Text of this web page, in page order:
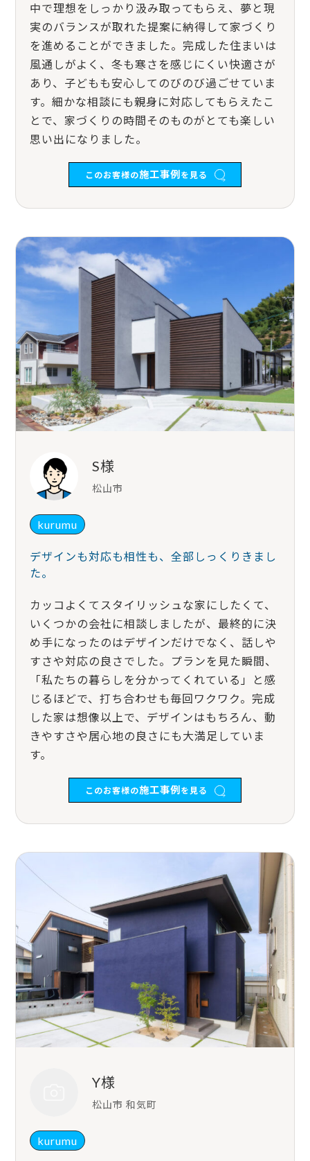
中で理想をしっかり汲み取ってもらえ、夢と現
実のバランスが取れた提案に納得して家づくり
を進めることができました。完成した住まいは
風通しがよく、冬も寒さを感じにくい快適さが
あり、子どもも安心してのびのび過ごせていま
す。細かな相談にも親身に対応してもらえたこ
とで、家づくりの時間そのものがとても楽しい
思い出になりました。
このお客様の施工事例 を見る
S様
松山市
kurumu
デザインも対応も相性も、全部しっくりきまし
た。
カッコよくてスタイリッシュな家にしたくて、
いくつかの会社に相談しましたが、最終的に決
め手になったのはデザインだけでなく、話しや
すさや対応の良さでした。プランを見た瞬間、
「私たちの暮らしを分かってくれている」と感
じるほどで、打ち合わせも毎回ワクワク。完成
した家は想像以上で、デザインはもちろん、動
きやすさや居心地の良さにも大満足していま
す。
このお客様の施工事例 を見る
Y様
松山市 和気町
kurumu